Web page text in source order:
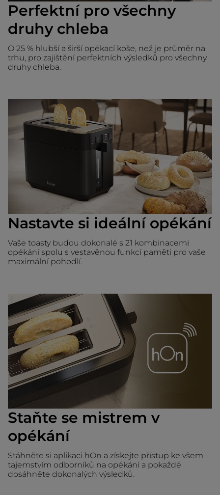
Perfektní pro všechny
druhy chleba
O 25 % hlubší a širší opékací koše, než je průměr na
trhu, pro zajištění perfektních výsledků pro všechny
druhy chleba.
Nastavte si ideální opékání
Vaše toasty budou dokonalé s 21 kombinacemi
opékání spolu s vestavěnou funkcí paměti pro vaše
maximální pohodlí.
Staňte se mistrem v
opékání
Stáhněte si aplikaci hOn a získejte přístup ke všem
tajemstvím odborníků na opékání a pokaždé
dosáhněte dokonalých výsledků.